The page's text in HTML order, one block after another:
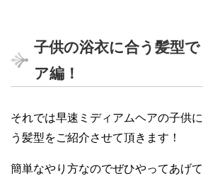
子供の浴衣に合う髪型
ア編！
それでは早速ミディアムヘアの子供
う髪型をご紹介させて頂きます！
簡単なやり方なのでぜひやってあげ